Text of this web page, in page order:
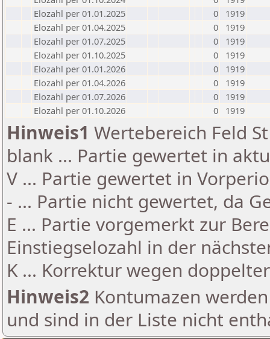
Elozahl per 01.01.2025
0
1919
Elozahl per 01.04.2025
0
1919
Elozahl per 01.07.2025
0
1919
Elozahl per 01.10.2025
0
1919
Elozahl per 01.01.2026
0
1919
Elozahl per 01.04.2026
0
1919
Elozahl per 01.07.2026
0
1919
Elozahl per 01.10.2026
0 1919
Hinweis1 Wertebereich Feld
blank ... Partie gewertet in
V ... Partie gewertet in
- ... Partie nicht gewertet, da
E ... Partie vorgemerkt zur
Einstiegselozahl in der
K ... Korrektur wegen
Hinweis2 Kontumazen
und sind in der Liste nicht